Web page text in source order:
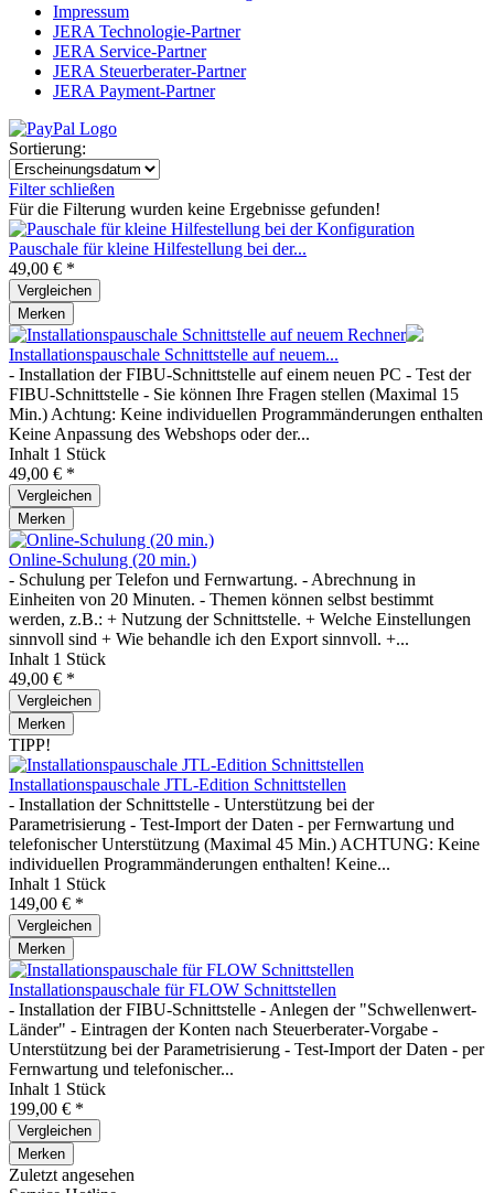
Impressum
JERA Technologie-Partner
JERA Service-Partner
JERA Steuerberater-Partner
JERA Payment-Partner
Sortierung:
Filter schließen
Für die Filterung wurden keine Ergebnisse gefunden!
Pauschale für kleine Hilfestellung bei der...
49,00 € *
Vergleichen
Merken
Installationspauschale Schnittstelle auf neuem...
- Installation der FIBU-Schnittstelle auf einem neuen PC - Test der
FIBU-Schnittstelle - Sie können Ihre Fragen stellen (Maximal 15
Min.) Achtung: Keine individuellen Programmänderungen enthalten
Keine Anpassung des Webshops oder der...
Inhalt 1 Stück
49,00 € *
Vergleichen
Merken
Online-Schulung (20 min.)
- Schulung per Telefon und Fernwartung. - Abrechnung in
Einheiten von 20 Minuten. - Themen können selbst bestimmt
werden, z.B.: + Nutzung der Schnittstelle. + Welche Einstellungen
sinnvoll sind + Wie behandle ich den Export sinnvoll. +...
Inhalt 1 Stück
49,00 € *
Vergleichen
Merken
TIPP!
Installationspauschale JTL-Edition Schnittstellen
- Installation der Schnittstelle - Unterstützung bei der
Parametrisierung - Test-Import der Daten - per Fernwartung und
telefonischer Unterstützung (Maximal 45 Min.) ACHTUNG: Keine
individuellen Programmänderungen enthalten! Keine...
Inhalt 1 Stück
149,00 € *
Vergleichen
Merken
Installationspauschale für FLOW Schnittstellen
- Installation der FIBU-Schnittstelle - Anlegen der "Schwellenwert-
Länder" - Eintragen der Konten nach Steuerberater-Vorgabe -
Unterstützung bei der Parametrisierung - Test-Import der Daten - per
Fernwartung und telefonischer...
Inhalt 1 Stück
199,00 € *
Vergleichen
Merken
Zuletzt angesehen